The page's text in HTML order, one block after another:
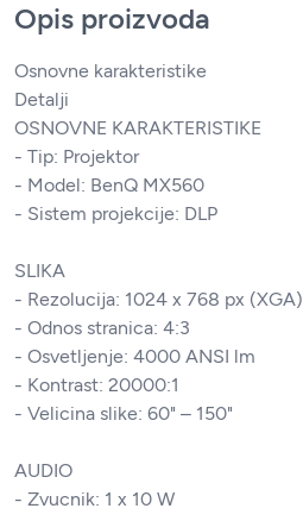
Opis proizvoda
Osnovne karakteristike
Detalji
OSNOVNE KARAKTERISTIKE
- Tip: Projektor
- Model: BenQ MX560
- Sistem projekcije: DLP
SLIKA
- Rezolucija: 1024 x 768 px (XGA)
- Odnos stranica: 4:3
- Osvetljenje: 4000 ANSI lm
- Kontrast: 20000:1
- Velicina slike: 60" – 150"
AUDIO
- Zvucnik: 1 x 10 W